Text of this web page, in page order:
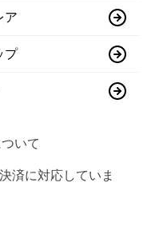
ア
プ
いて
済に対応していま